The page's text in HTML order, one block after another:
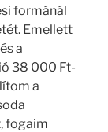
formánál
Emellett
a
38 000 Ft-
a
fogaim